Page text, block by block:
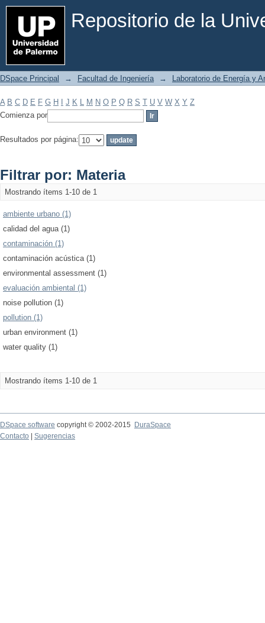
Repositorio de la
Filtrar por: Materia
DSpace Principal → Facultad de Ingeniería → Laboratorio de Energía y
A B C D E F G H J K L M N O P Q R S T U V W X Y Z
Comienza por
Resultados por página:
Filtrar por: Materia
Mostrando ítems 1-10 de 1
ambiente urbano (1)
calidad del agua (1)
contaminación (1)
contaminación acústica (1)
environmental assessment (1)
evaluación ambiental (1)
noise pollution (1)
pollution (1)
urban environment (1)
water quality (1)
Mostrando ítems 1-10 de 1
DSpace software copyright © 2002-2015
DuraSpace
Contacto
Sugerencias